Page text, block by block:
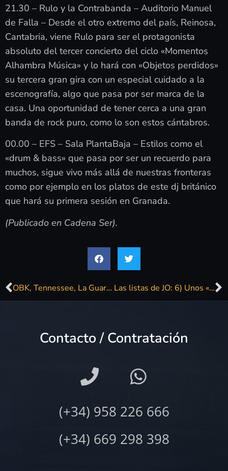
21.30 – Rulo y la Contrabanda – Auditorio Manuel
de Falla – Desde el otro extremo del país, Reinosa,
Cantabria, viene Rulo para ser el protagonista
absoluto del tercer concierto del ciclo «Momentos
Alhambra Música» y lo hará con «Objetos perdidos»
su tercera gran gira con un especial cuidado a la
escenografía, algo que pasa por ser marca de la
casa. Una oportunidad de tener cerca a una gran
banda de rock puro, como lo son estos cántabros.
00.00 – EFS – Sala PlantaBaja – Estilos como el
«drum & bass» que pasa por ser un recuerdo para
muchos, sigue vivo más allá de nuestras fronteras
como por ejemplo en los platos de este dj británico
que hará su primera sesión en Granada.
(Publicado en Cadena Ser).
OBK, Tennessee, La Guardia, Javier Ojeda de Danza Invisible, en ‘Los 80 Remember’ Las listas de JO: 6) Unos «Efectos personales» a mi manera
Contacto / Contratación
(+34) 958 226 666
(+34) 669 298 398